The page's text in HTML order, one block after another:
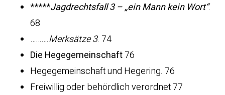
*****Jagdrechtsfall 3 – „ein Mann kein Wort“.
68
……….Merksätze 3. 74
Die Hegegemeinschaft76
Hegegemeinschaft und Hegering. 76
Freiwillig oder behördlich verordnet 77